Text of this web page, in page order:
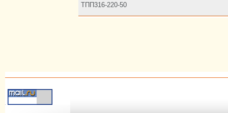
ТПП316-220-50